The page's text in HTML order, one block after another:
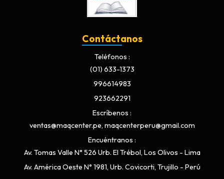
Contáctanos
Teléfonos
(01) 633-1373
996614983
923662291
Escríbenos
ventas@maqcenter.pe, maqcenterperu@gmail.com
Encuéntranos
Av. Tomas Valle N° 526 Urb. El Trébol, Los Olivos - Lima
Av. América Oeste N° 1981, Urb. Covicorti, Trujillo - Perú